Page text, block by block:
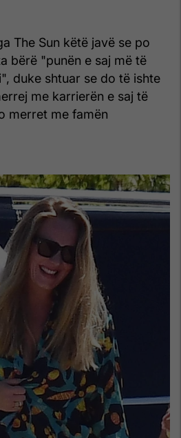
The Sun këtë javë se po
bërë "punën e saj më të
duke shtuar se do të ishte
me karrierën e saj të
merret me famën